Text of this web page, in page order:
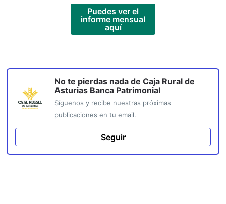
Puedes ver el
informe mensual
aquí
No te pierdas nada de Caja Rural de
Asturias Banca Patrimonial
Síguenos y recibe nuestras próximas
publicaciones en tu email.
Seguir